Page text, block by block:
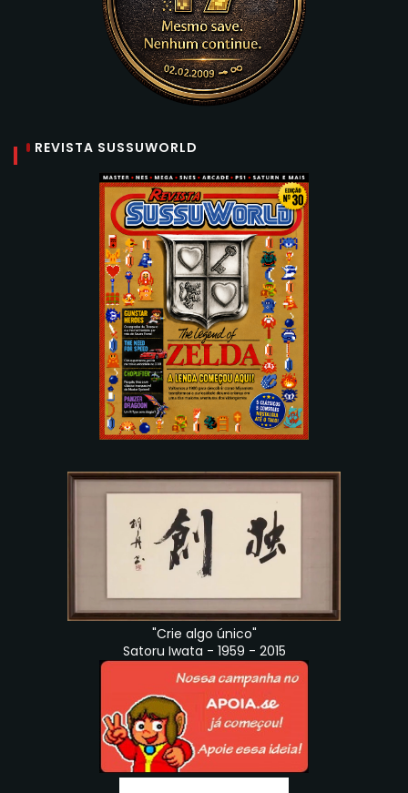
REVISTA SUSSUWORLD
"Crie algo único"
Satoru Iwata - 1959 - 2015